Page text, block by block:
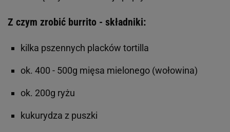
Z czym zrobić burrito - składniki:
kilka pszennych placków tortilla
ok. 400 - 500g mięsa mielonego (wołowina)
ok. 200g ryżu
kukurydza z puszki